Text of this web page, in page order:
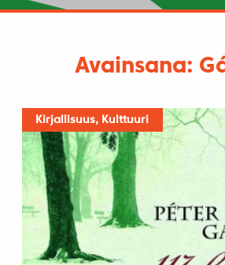
Avainsana:
Kirjallisuus, Kulttuuri